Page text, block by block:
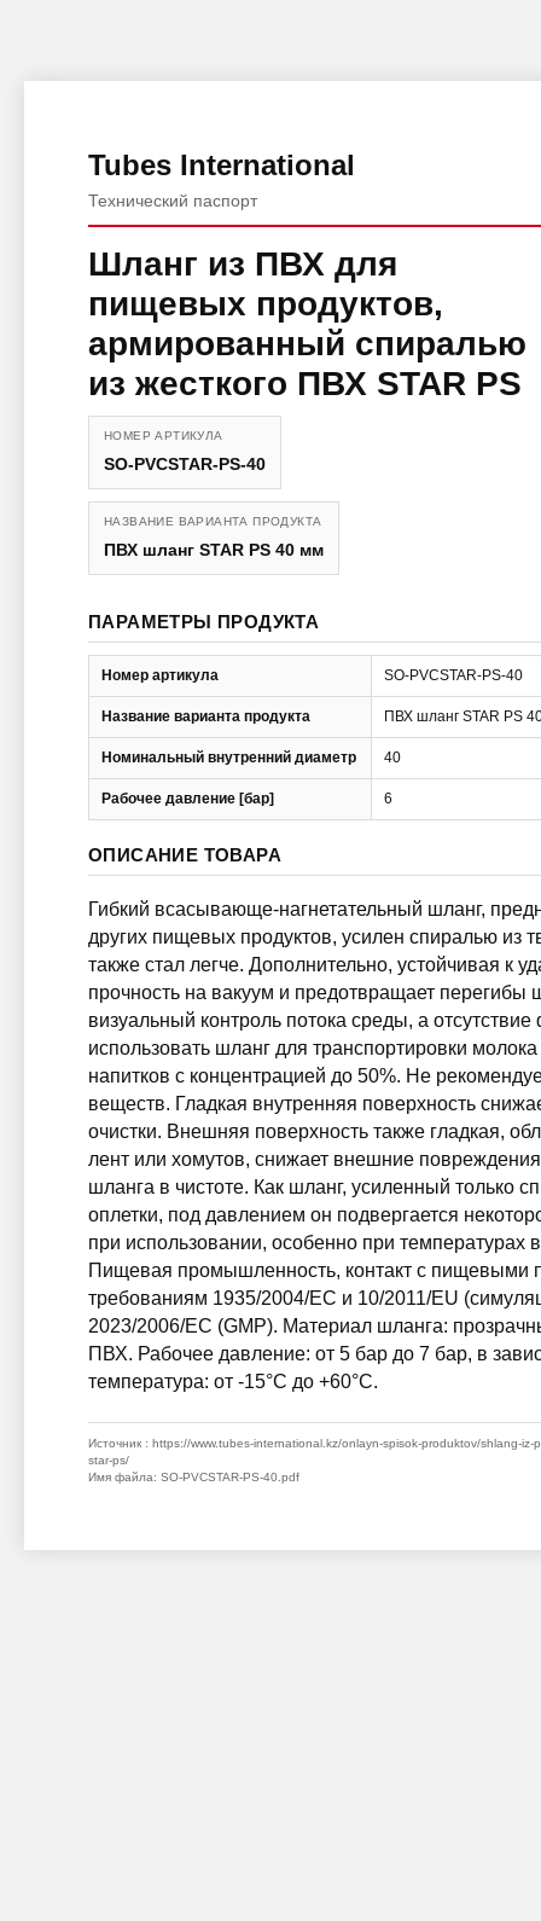
Tubes International
Технический паспорт
Шланг из ПВХ для
пищевых продуктов,
армированный спиралью
из жесткого ПВХ STAR PS
НОМЕР АРТИКУЛА
SO-PVCSTAR-PS-40
НАЗВАНИЕ ВАРИАНТА ПРОДУКТА
ПВХ шланг STAR PS 40 мм
ПАРАМЕТРЫ ПРОДУКТА
Номер артикула SO-PVCSTAR-PS-40
Название варианта продукта ПВХ шланг STAR PS
Номинальный внутренний диаметр 40
Рабочее давление [бар] 6
ОПИСАНИЕ ТОВАРА
Гибкий всасывающе-нагнетательный шланг,
других пищевых продуктов, усилен спиралью из
также стал легче. Дополнительно, устойчивая к
прочность на вакуум и предотвращает перегибы
визуальный контроль потока среды, а
использовать шланг для транспортировки
напитков с концентрацией до 50%. Не
веществ. Гладкая внутренняя поверхность
очистки. Внешняя поверхность также гладкая,
лент или хомутов, снижает внешние
шланга в чистоте. Как шланг, усиленный только
оплетки, под давлением он подвергается
при использовании, особенно при температурах
Пищевая промышленность, контакт с пищевыми
требованиям 1935/2004/EC и 10/2011/EU
2023/2006/EC (GMP). Материал шланга:
ПВХ. Рабочее давление: от 5 бар до 7 бар, в
температура: от -15°C до +60°C.
Источник : https://www.tubes-international.kz/onlayn-spisok-produktov/shlang-
star-ps/
Имя файла: SO-PVCSTAR-PS-40.pdf